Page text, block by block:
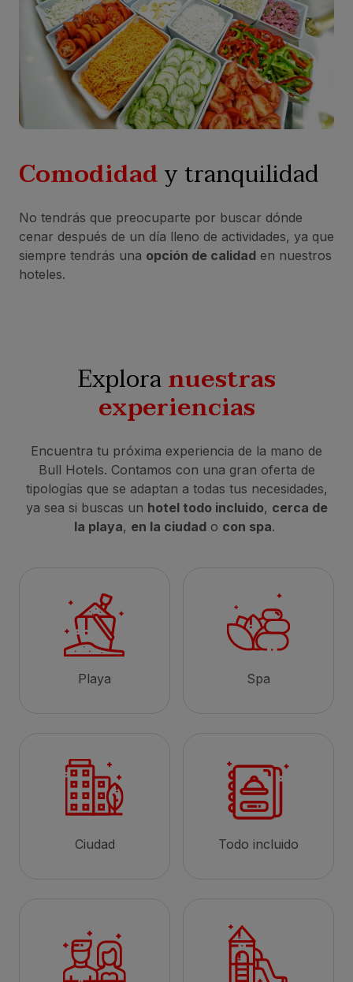
Comodidady tranquilidad
No tendrás que preocuparte por buscar dónde
cenar después de un día lleno de actividades, ya que
siempre tendrás una opción de calidad en nuestros
hoteles.
Exploranuestras
experiencias
Encuentra tu próxima experiencia de la mano de
Bull Hotels. Contamos con una gran oferta de
tipologías que se adaptan a todas tus necesidades,
ya sea si buscas un hotel todo incluido, cerca de
la playa, en la ciudad o con spa.
Playa Spa
Ciudad Todo incluido